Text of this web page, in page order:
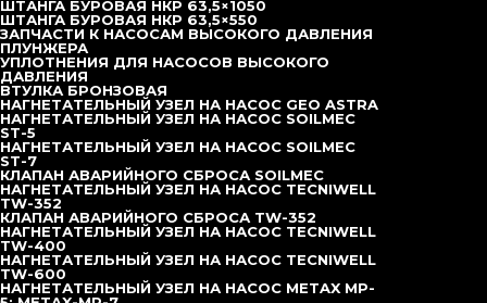
ШТАНГА БУРОВАЯ НКР 63,5×1050
ШТАНГА БУРОВАЯ НКР 63,5×550
ЗАПЧАСТИ К НАСОСАМ ВЫСОКОГО ДАВЛЕНИЯ
ПЛУНЖЕРА
УПЛОТНЕНИЯ ДЛЯ НАСОСОВ ВЫСОКОГО
ДАВЛЕНИЯ
ВТУЛКА БРОНЗОВАЯ
НАГНЕТАТЕЛЬНЫЙ УЗЕЛ НА НАСОС GEO ASTRA
НАГНЕТАТЕЛЬНЫЙ УЗЕЛ НА НАСОС SOILMEC
ST-5
НАГНЕТАТЕЛЬНЫЙ УЗЕЛ НА НАСОС SOILMEC
ST-7
КЛАПАН АВАРИЙНОГО СБРОСА SOILMEC
НАГНЕТАТЕЛЬНЫЙ УЗЕЛ НА НАСОС TECNIWELL
TW-352
КЛАПАН АВАРИЙНОГО СБРОСА TW-352
НАГНЕТАТЕЛЬНЫЙ УЗЕЛ НА НАСОС TECNIWELL
TW-400
НАГНЕТАТЕЛЬНЫЙ УЗЕЛ НА НАСОС TECNIWELL
TW-600
НАГНЕТАТЕЛЬНЫЙ УЗЕЛ НА НАСОС METAX MP-